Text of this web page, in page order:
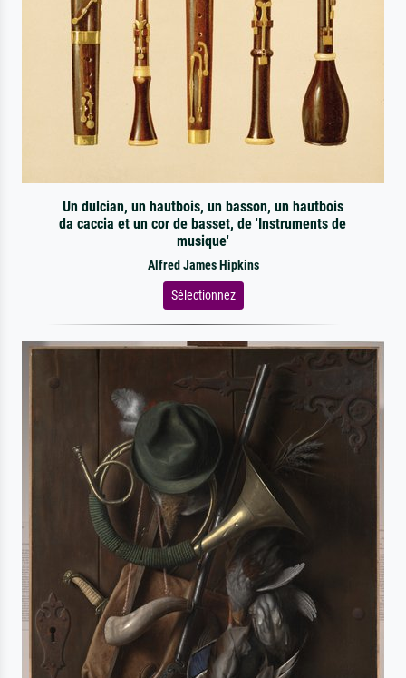
Un dulcian, un hautbois, un basson, un hautbois
da caccia et un cor de basset, de 'Instruments de
musique'
Alfred James Hipkins
Sélectionnez